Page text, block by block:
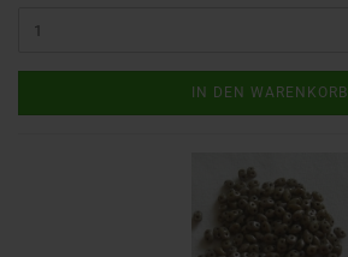
IN DEN WARENKORB